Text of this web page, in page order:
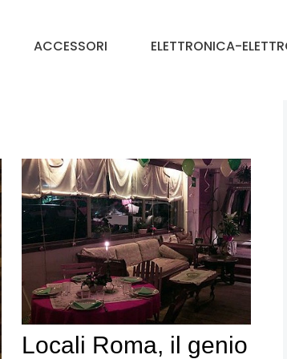
ACCESSORI ELETTRONICA-
Locali Roma, il genio